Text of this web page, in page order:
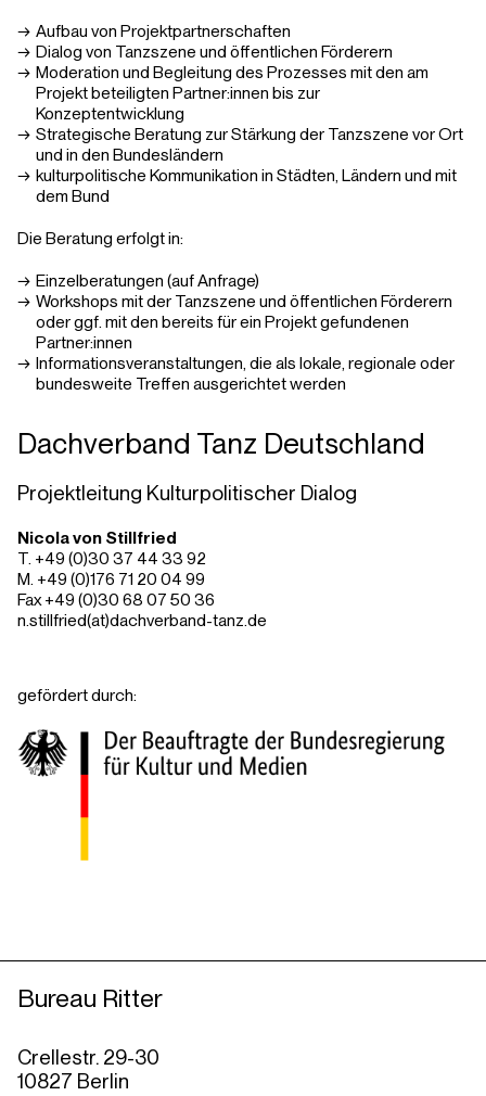
Aufbau von Projektpartnerschaften
Dialog von Tanzszene und öffentlichen Förderern
Moderation und Begleitung des Prozesses mit den am
Projekt beteiligten Partner:innen bis zur
Konzeptentwicklung
Strategische Beratung zur Stärkung der Tanzszene vor Ort
und in den Bundesländern
kulturpolitische Kommunikation in Städten, Ländern und mit
dem Bund
Die Beratung erfolgt in:
Einzelberatungen (auf Anfrage)
Workshops mit der Tanzszene und öffentlichen Förderern
oder ggf. mit den bereits für ein Projekt gefundenen
Partner:innen
Informationsveranstaltungen, die als lokale, regionale oder
bundesweite Treffen ausgerichtet werden
Dachverband Tanz Deutschland
Projektleitung Kulturpolitischer Dialog
Nicola von Stillfried
T. +49 (0)30 37 44 33 92
M. +49 (0)176 71 20 04 99
Fax +49 (0)30 68 07 50 36
n.stillfried(at)dachverband-tanz.de
gefördert durch:
Bureau Ritter
Crellestr. 29-30
10827 Berlin